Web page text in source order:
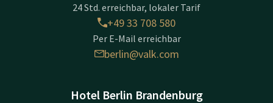
24 Std. erreichbar, lokaler Tarif
+49 33 708 580
Per E-Mail erreichbar
berlin@valk.com
Hotel Berlin Brandenburg